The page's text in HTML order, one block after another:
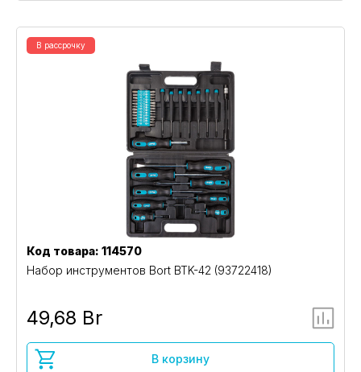
В рассрочку
Код товара: 114570
Набор инструментов Bort BTK-42 (93722418)
49,68 Br
В корзину